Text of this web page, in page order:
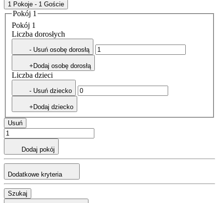
1 Pokoje - 1 Goście
Pokój 1
Pokój 1
Liczba dorosłych
- Usuń osobę dorosłą
+Dodaj osobę dorosłą
Liczba dzieci
- Usuń dziecko
+Dodaj dziecko
Usuń
Dodaj pokój
Dodatkowe kryteria
Szukaj